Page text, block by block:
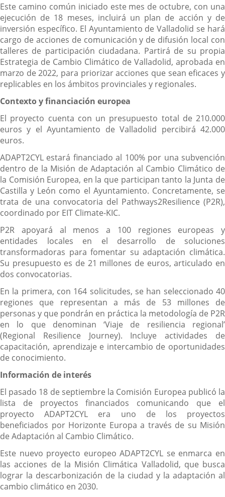
Este camino común iniciado este mes de octubre, con una
ejecución de 18 meses, incluirá un plan de acción y de
inversión específico. El Ayuntamiento de Valladolid se hará
cargo de acciones de comunicación y de difusión local con
talleres de participación ciudadana. Partirá de su propia
Estrategia de Cambio Climático de Valladolid, aprobada en
marzo de 2022, para priorizar acciones que sean eficaces y
replicables en los ámbitos provinciales y regionales.
Contexto y financiación europea
El proyecto cuenta con un presupuesto total de 210.000
euros y el Ayuntamiento de Valladolid percibirá 42.000
euros.
ADAPT2CYL estará financiado al 100% por una subvención
dentro de la Misión de Adaptación al Cambio Climático de
la Comisión Europea, en la que participan tanto la Junta de
Castilla y León como el Ayuntamiento. Concretamente, se
trata de una convocatoria del Pathways2Resilience (P2R),
coordinado por EIT Climate-KIC.
P2R apoyará al menos a 100 regiones europeas y
entidades locales en el desarrollo de soluciones
transformadoras para fomentar su adaptación climática.
Su presupuesto es de 21 millones de euros, articulado en
dos convocatorias.
En la primera, con 164 solicitudes, se han seleccionado 40
regiones que representan a más de 53 millones de
personas y que pondrán en práctica la metodología de P2R
en lo que denominan ‘Viaje de resiliencia regional’
(Regional Resilience Journey). Incluye actividades de
capacitación, aprendizaje e intercambio de oportunidades
de conocimiento.
Información de interés
El pasado 18 de septiembre la Comisión Europea publicó la
lista de proyectos financiados comunicando que el
proyecto ADAPT2CYL era uno de los proyectos
beneficiados por Horizonte Europa a través de su Misión
de Adaptación al Cambio Climático.
Este nuevo proyecto europeo ADAPT2CYL se enmarca en
las acciones de la Misión Climática Valladolid, que busca
lograr la descarbonización de la ciudad y la adaptación al
cambio climático en 2030.